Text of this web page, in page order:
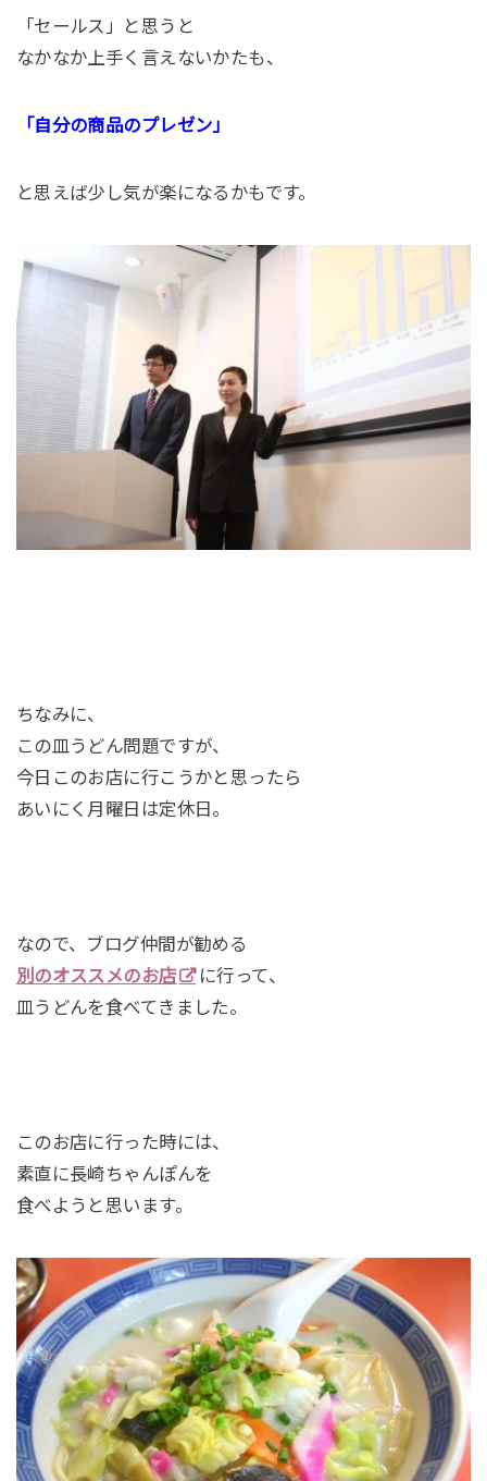
「セールス」と思うと
なかなか上手く言えないかたも、
「自分の商品のプレゼン」
と思えば少し気が楽になるかもです。
ちなみに、
この皿うどん問題ですが、
今日このお店に行こうかと思ったら
あいにく月曜日は定休日。
なので、ブログ仲間が勧める
別のオススメのお店
に行って、
皿うどんを食べてきました。
このお店に行った時には、
素直に長崎ちゃんぽんを
食べようと思います。